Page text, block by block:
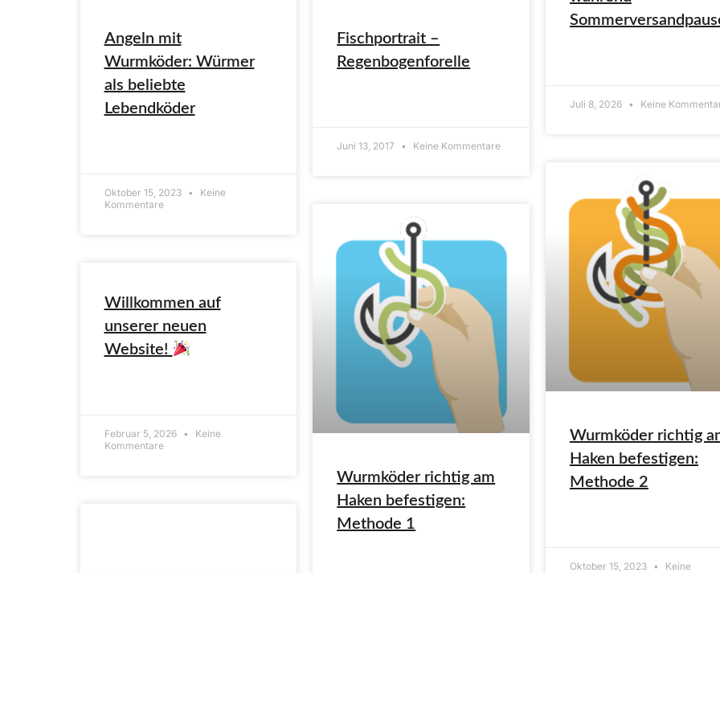
Angeln mit
Wurmköder: Würmer
als beliebte
Lebendköder
Oktober 15, 2023
Keine
Kommentare
Fischportrait –
Regenbogenforelle
Juni 13, 2017 Keine Kommentare
Juli 8, 2026 Keine
Willkommen auf
unserer neuen
Website!
Februar 5, 2026
Keine
Kommentare
Wurmköder richtig am
Haken befestigen:
Methode 1
Wurmköder richtig
Haken befestigen:
Methode 2
Oktober 15, 2023
Keine